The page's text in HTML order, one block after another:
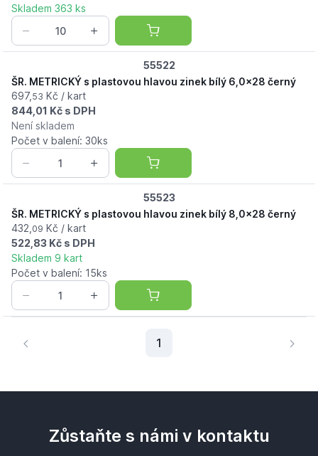
Skladem 363 ks
55522
ŠR. METRICKÝ s plastovou hlavou zinek bílý 6,0x28 černý
697, 53 Kč / kart
844,01 Kč s DPH
Není skladem
Počet v balení: 30ks
55523
ŠR. METRICKÝ s plastovou hlavou zinek bílý 8,0x28 černý
432, 09 Kč / kart
522,83 Kč s DPH
Skladem 9 kart
Počet v balení: 15ks
1
Zůstaňte s námi v kontaktu